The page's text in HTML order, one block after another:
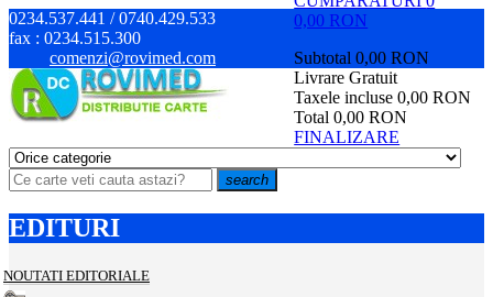
0234.537.441 / 0740.429.533
fax : 0234.515.300
comenzi@rovimed.com
0,00 RON
Subtotal 0,00 RON
Livrare Gratuit
Taxele incluse 0,00 RON
Total 0,00 RON
FINALIZARE
search
EDITURI
NOUTATI EDITORIALE